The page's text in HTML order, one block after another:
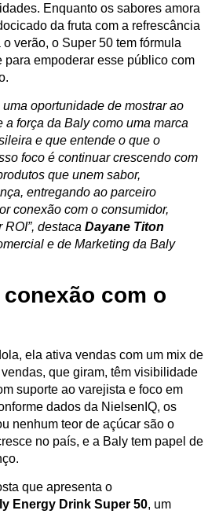
Enquanto os sabores amora
da fruta com a refrescância
verão, o Super 50 tem fórmula
para empoderar esse público com
oportunidade de mostrar ao
a força da Baly como uma marca
e que entende o que o
foco é continuar crescendo com
que unem sabor,
entregando ao parceiro
conexão com o consumidor,
destaca Dayane Titon
e de Marketing da Baly
com o
ela ativa vendas com um mix de
que giram, têm visibilidade
suporte ao varejista e foco em
dados da NielsenIQ, os
nenhum teor de açúcar são o
no país, e a Baly tem papel de
que apresenta o
Energy Drink Super 50, um